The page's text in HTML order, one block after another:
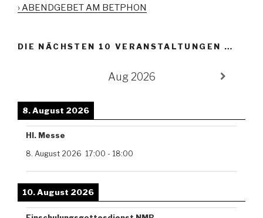
› ABENDGEBET AM BETPHON
DIE NÄCHSTEN 10 VERANSTALTUNGEN …
Aug 2026
8. August 2026
Hl. Messe
8. August 2026 17:00 - 18:00
10. August 2026